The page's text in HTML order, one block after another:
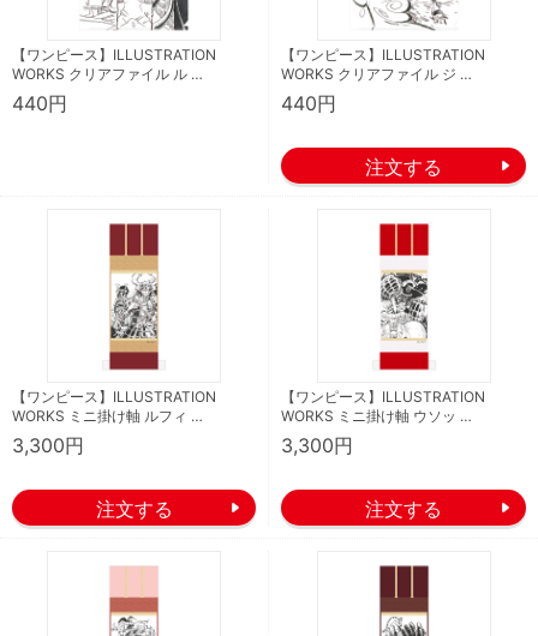
【ワンピース】ILLUSTRATION
WORKS クリアファイル ル …
440円
【ワンピース】ILLUSTRATION
WORKS クリアファイル ジ …
440円
【ワンピース】ILLUSTRATION
WORKS ミニ掛け軸 ルフィ …
3,300円
【ワンピース】ILLUSTRATION
WORKS ミニ掛け軸 ウソッ …
3,300円